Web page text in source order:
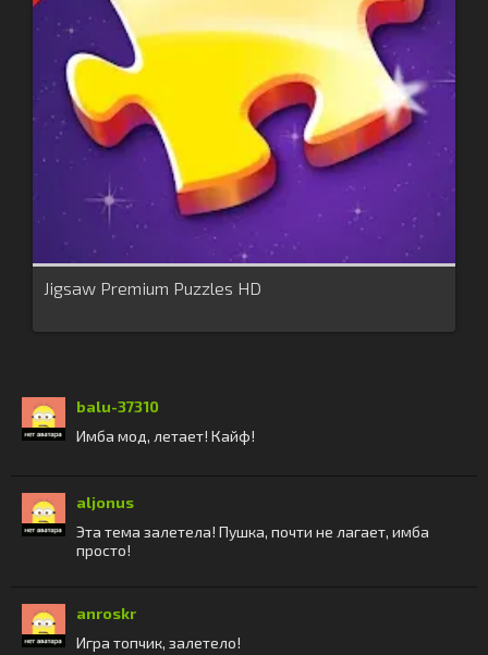
Jigsaw Premium Puzzles HD
balu-37310
Имба мод, летает! Кайф!
aljonus
Эта тема залетела! Пушка, почти не лагает, имба
просто!
anroskr
Игра топчик, залетело!